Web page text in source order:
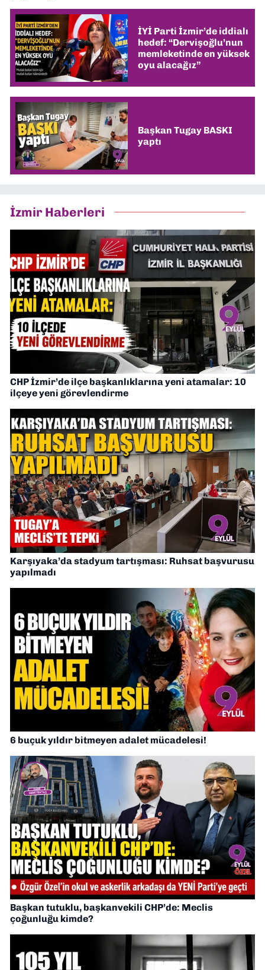
İYİ Parti İzmir’de iddialı
hedef: “Dervişoğlu’nun
memleketinde en yüksek
oyu alacağız”
Başkan Tugay BASKI
yaptı
İzmir Haberleri
CHP İzmir’de ilçe başkanlıklarına yeni atamalar: 10
ilçeye yeni görevlendirme
Karşıyaka’da stadyum tartışması: Ruhsat başvurusu
yapılmadı
6 buçuk yıldır bitmeyen adalet mücadelesi!
Başkan tutuklu, başkanvekili CHP’de: Meclis
çoğunluğu kimde?